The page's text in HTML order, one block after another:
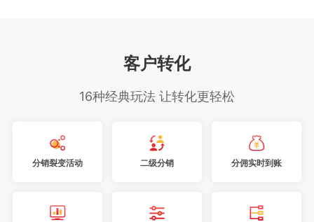
客户转化
16种经典玩法 让转化更轻松
分销裂变活动 二级分销 分佣实时到账